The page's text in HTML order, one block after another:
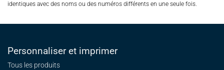
identiques avec des noms ou des numéros différents en une seule fois.
Personnaliser et imprimer
Tous les produits